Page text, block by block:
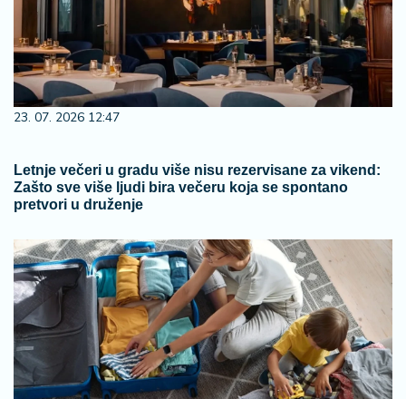
23. 07. 2026 12:47
Letnje večeri u gradu više nisu rezervisane za vikend:
Zašto sve više ljudi bira večeru koja se spontano
pretvori u druženje